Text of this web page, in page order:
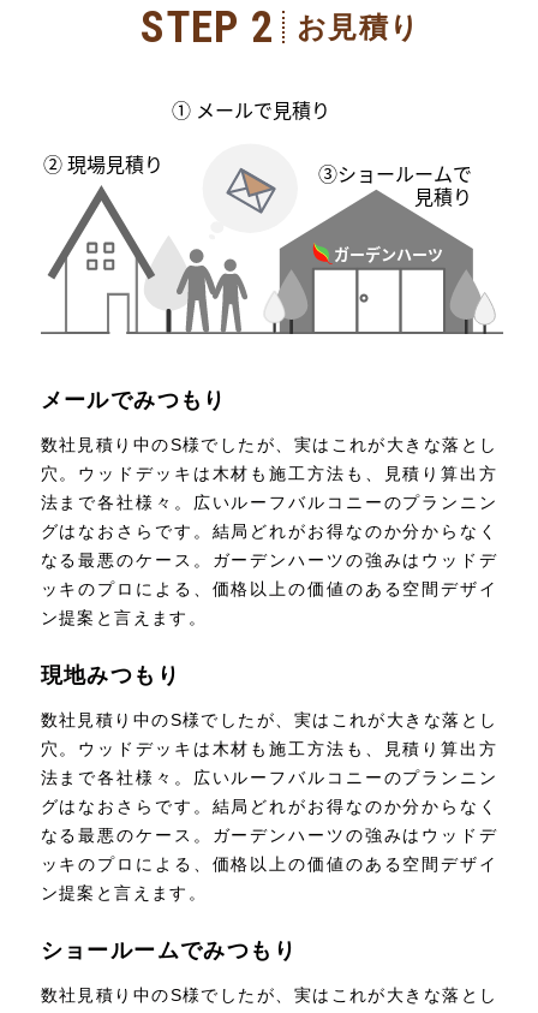
STEP 2 お見積り
メールでみつもり
数社見積り中のS様でしたが、実はこれが大きな落とし
穴。ウッドデッキは木材も施工方法も、見積り算出方
法まで各社様々。広いルーフバルコニーのプランニン
グはなおさらです。結局どれがお得なのか分からなく
なる最悪のケース。ガーデンハーツの強みはウッドデ
ッキのプロによる、価格以上の価値のある空間デザイ
ン提案と言えます。
現地みつもり
数社見積り中のS様でしたが、実はこれが大きな落とし
穴。ウッドデッキは木材も施工方法も、見積り算出方
法まで各社様々。広いルーフバルコニーのプランニン
グはなおさらです。結局どれがお得なのか分からなく
なる最悪のケース。ガーデンハーツの強みはウッドデ
ッキのプロによる、価格以上の価値のある空間デザイ
ン提案と言えます。
ショールームでみつもり
数社見積り中のS様でしたが、実はこれが大きな落とし